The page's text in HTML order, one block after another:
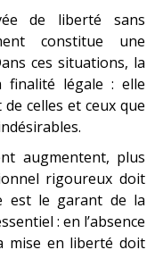
de liberté sans
constitue une
ces situations, la
légale : elle
celles et ceux que
augmentent, plus
rigoureux doit
est le garant de la
: en l’absence
mise en liberté doit